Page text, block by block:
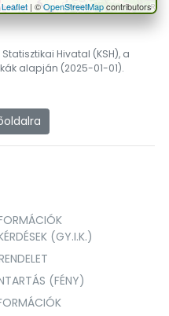
Leaflet| ©OpenStreetMapcontributors
Hivatal (KSH), a
alapján (2025-01-01).
(GY.I.K.)
(FÉNY)